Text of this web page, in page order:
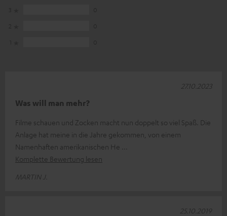
Was will man mehr?
Filme schauen und Zocken macht nun doppelt so viel Spaß. Die
Anlage hat meine in die Jahre gekommen, von einem
Namenhaften amerikanischen He
Komplette Bewertung lesen
MARTIN J.
27.10.2023
25.10.2019